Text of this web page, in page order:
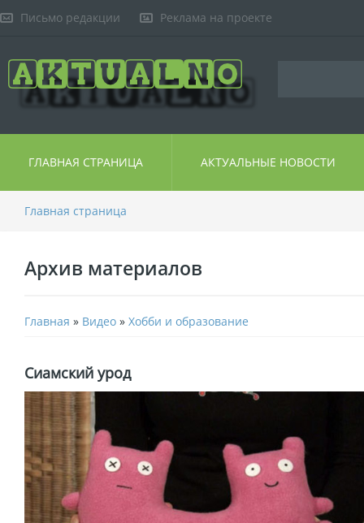
Письмо редакции Реклама на проекте
ГЛАВНАЯ СТРАНИЦА АКТУАЛЬНЫЕ НОВОСТИ
Главная страница
Архив материалов
Главная » Видео » Хобби и образование
Сиамский урод